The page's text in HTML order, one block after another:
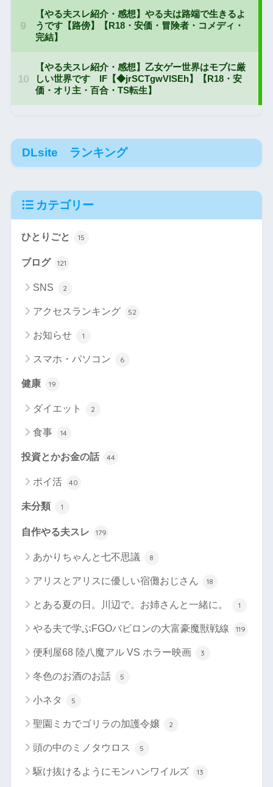
DLsite ランキング
カテゴリー
ひとりごと 15
ブログ 121
SNS 2
アクセスランキング 52
お知らせ 1
スマホ・パソコン 6
健康 19
ダイエット 2
食事 14
投資とかお金の話 44
ポイ活 40
未分類 1
自作やる夫スレ 179
あかりちゃんと七不思議 8
アリスとアリスに優しい宿儺おじさん 18
とある夏の日。川辺で。お姉さんと一緒に。 1
やる夫で学ぶFGOバビロンの大富豪魔獣戦線 119
便利屋68 陸八魔アル VS ホラー映画 3
冬色のお酒のお話 5
小ネタ 5
聖園ミカでゴリラの加護令嬢 2
頭の中のミノタウロス 5
駆け抜けるようにモンハンワイルズ 13